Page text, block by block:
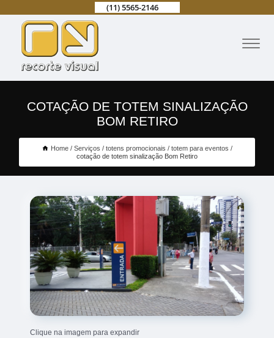
(11) 5565-2146
COTAÇÃO DE TOTEM SINALIZAÇÃO
BOM RETIRO
Home Serviços totens promocionais
totem para eventos
cotação de totem sinalização Bom Retiro
Clique na imagem para expandir